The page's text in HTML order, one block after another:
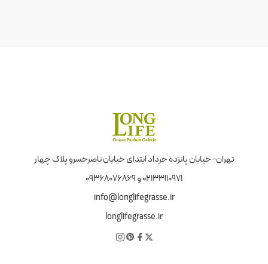
تهران- خیابان پانزده خرداد ابتدای خیابان ناصرخسرو پلاک چهار
02133110971 و 09368076869
info@longlifegrasse.ir
longlifegrasse.ir